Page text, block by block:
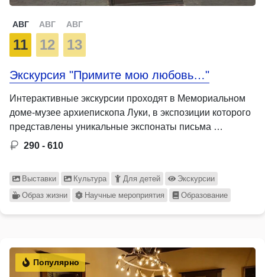
АВГ
11
АВГ
12
АВГ
13
Экскурсия "Примите мою любовь…"
Интерактивные экскурсии проходят в Мемориальном
доме-музее архиепископа Луки, в экспозиции которого
представлены уникальные экспонаты письма …
290 - 610
Выставки Культура Для детей
Экскурсии
Образ жизни
Научные мероприятия Образование
Популярно